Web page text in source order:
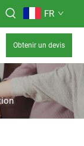
FR
Obtenir un devis